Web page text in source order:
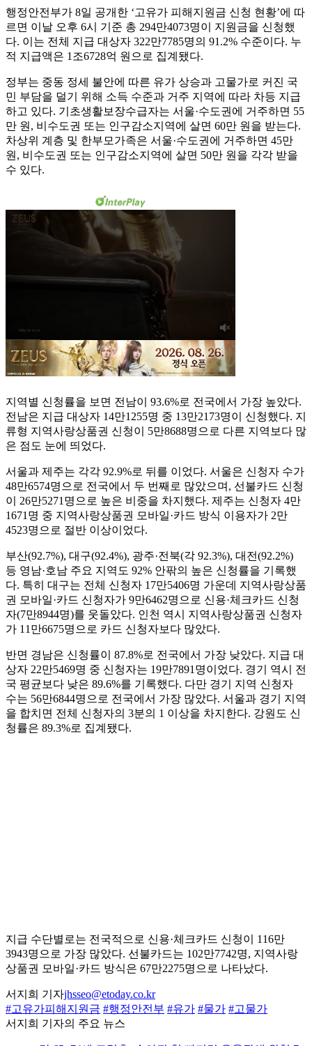
행정안전부가 8일 공개한 ‘고유가 피해지원금 신청 현황’에 따
르면 이날 오후 6시 기준 총 294만4073명이 지원금을 신청했
다. 이는 전체 지급 대상자 322만7785명의 91.2% 수준이다. 누
적 지급액은 1조6728억 원으로 집계됐다.
정부는 중동 정세 불안에 따른 유가 상승과 고물가로 커진 국
민 부담을 덜기 위해 소득 수준과 거주 지역에 따라 차등 지급
하고 있다. 기초생활보장수급자는 서울·수도권에 거주하면 55
만 원, 비수도권 또는 인구감소지역에 살면 60만 원을 받는다.
차상위 계층 및 한부모가족은 서울·수도권에 거주하면 45만
원, 비수도권 또는 인구감소지역에 살면 50만 원을 각각 받을
수 있다.
지역별 신청률을 보면 전남이 93.6%로 전국에서 가장 높았다.
전남은 지급 대상자 14만1255명 중 13만2173명이 신청했다. 지
류형 지역사랑상품권 신청이 5만8688명으로 다른 지역보다 많
은 점도 눈에 띄었다.
서울과 제주는 각각 92.9%로 뒤를 이었다. 서울은 신청자 수가
48만6574명으로 전국에서 두 번째로 많았으며, 선불카드 신청
이 26만5271명으로 높은 비중을 차지했다. 제주는 신청자 4만
1671명 중 지역사랑상품권 모바일·카드 방식 이용자가 2만
4523명으로 절반 이상이었다.
부산(92.7%), 대구(92.4%), 광주·전북(각 92.3%), 대전(92.2%)
등 영남·호남 주요 지역도 92% 안팎의 높은 신청률을 기록했
다. 특히 대구는 전체 신청자 17만5406명 가운데 지역사랑상품
권 모바일·카드 신청자가 9만6462명으로 신용·체크카드 신청
자(7만8944명)를 웃돌았다. 인천 역시 지역사랑상품권 신청자
가 11만6675명으로 카드 신청자보다 많았다.
반면 경남은 신청률이 87.8%로 전국에서 가장 낮았다. 지급 대
상자 22만5469명 중 신청자는 19만7891명이었다. 경기 역시 전
국 평균보다 낮은 89.6%를 기록했다. 다만 경기 지역 신청자
수는 56만6844명으로 전국에서 가장 많았다. 서울과 경기 지역
을 합치면 전체 신청자의 3분의 1 이상을 차지한다. 강원도 신
청률은 89.3%로 집계됐다.
지급 수단별로는 전국적으로 신용·체크카드 신청이 116만
3943명으로 가장 많았다. 선불카드는 102만7742명, 지역사랑
상품권 모바일·카드 방식은 67만2275명으로 나타났다.
서지희 기자jhsseo@etoday.co.kr
#고유가피해지원금 #행정안전부 #유가 #물가 #고물가
서지희 기자의 주요 뉴스